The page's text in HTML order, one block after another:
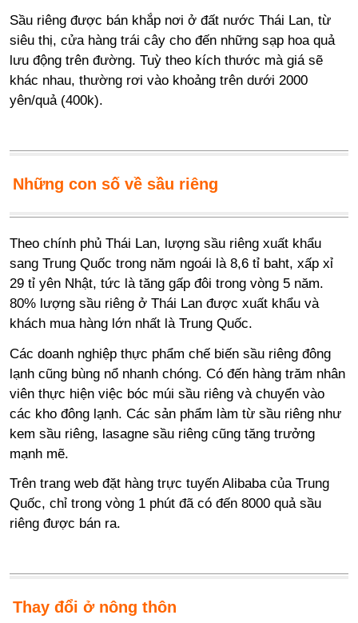
Sầu riêng được bán khắp nơi ở đất nước Thái Lan, từ
siêu thị, cửa hàng trái cây cho đến những sạp hoa quả
lưu động trên đường. Tuỳ theo kích thước mà giá sẽ
khác nhau, thường rơi vào khoảng trên dưới 2000
yên/quả (400k).
Những con số về sầu riêng
Theo chính phủ Thái Lan, lượng sầu riêng xuất khẩu
sang Trung Quốc trong năm ngoái là 8,6 tỉ baht, xấp xỉ
29 tỉ yên Nhật, tức là tăng gấp đôi trong vòng 5 năm.
80% lượng sầu riêng ở Thái Lan được xuất khẩu và
khách mua hàng lớn nhất là Trung Quốc.
Các doanh nghiệp thực phẩm chế biến sầu riêng đông
lạnh cũng bùng nổ nhanh chóng. Có đến hàng trăm nhân
viên thực hiện việc bóc múi sầu riêng và chuyển vào
các kho đông lạnh. Các sản phẩm làm từ sầu riêng như
kem sầu riêng, lasagne sầu riêng cũng tăng trưởng
mạnh mẽ.
Trên trang web đặt hàng trực tuyến Alibaba của Trung
Quốc, chỉ trong vòng 1 phút đã có đến 8000 quả sầu
riêng được bán ra.
Thay đổi ở nông thôn